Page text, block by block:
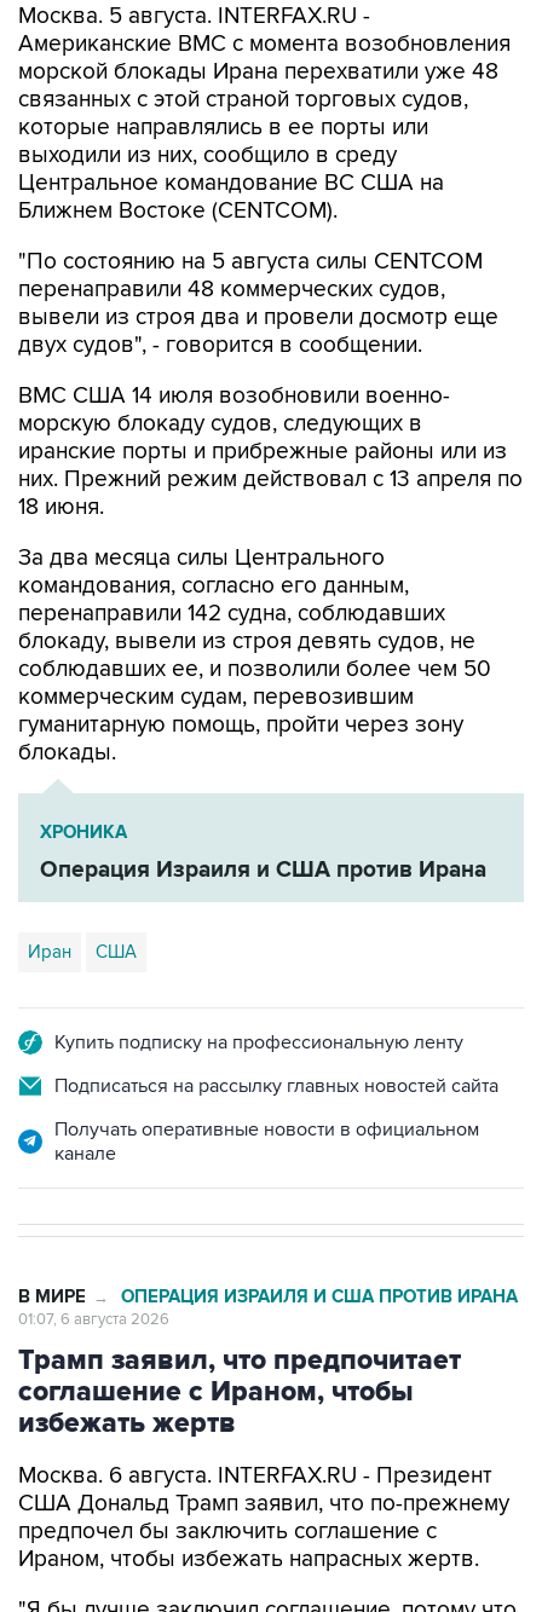
Москва. 5 августа. INTERFAX.RU -
Американские ВМС с момента возобновления
морской блокады Ирана перехватили уже 48
связанных с этой страной торговых судов,
которые направлялись в ее порты или
выходили из них, сообщило в среду
Центральное командование ВС США на
Ближнем Востоке (CENTCOM).
"По состоянию на 5 августа силы CENTCOM
перенаправили 48 коммерческих судов,
вывели из строя два и провели досмотр еще
двух судов", - говорится в сообщении.
ВМС США 14 июля возобновили военно-
морскую блокаду судов, следующих в
иранские порты и прибрежные районы или из
них. Прежний режим действовал с 13 апреля по
18 июня.
За два месяца силы Центрального
командования, согласно его данным,
перенаправили 142 судна, соблюдавших
блокаду, вывели из строя девять судов, не
соблюдавших ее, и позволили более чем 50
коммерческим судам, перевозившим
гуманитарную помощь, пройти через зону
блокады.
ХРОНИКА
Операция Израиля и США против Ирана
Иран США
Купить подписку на профессиональную ленту
Подписаться на рассылку главных новостей сайта
Получать оперативные новости в официальном
канале
В МИРЕ → ОПЕРАЦИЯ ИЗРАИЛЯ И США ПРОТИВ ИРАНА
01:07, 6 августа 2026
Трамп заявил, что предпочитает
соглашение с Ираном, чтобы
избежать жертв
Москва. 6 августа. INTERFAX.RU - Президент
США Дональд Трамп заявил, что по-прежнему
предпочел бы заключить соглашение с
Ираном, чтобы избежать напрасных жертв.